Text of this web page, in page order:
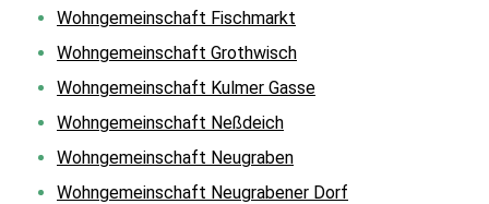
Wohngemeinschaft Fischmarkt
Wohngemeinschaft Grothwisch
Wohngemeinschaft Kulmer Gasse
Wohngemeinschaft Neßdeich
Wohngemeinschaft Neugraben
Wohngemeinschaft Neugrabener Dorf